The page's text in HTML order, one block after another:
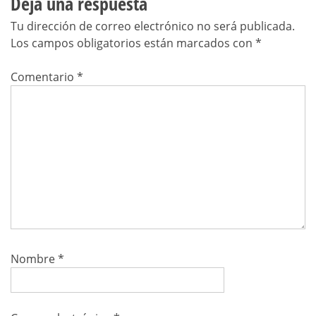
Tu dirección de correo electrónico no será publicada.
Los campos obligatorios están marcados con *
Comentario *
Nombre*